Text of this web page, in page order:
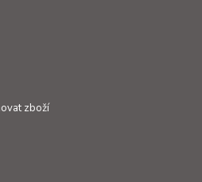
zboží